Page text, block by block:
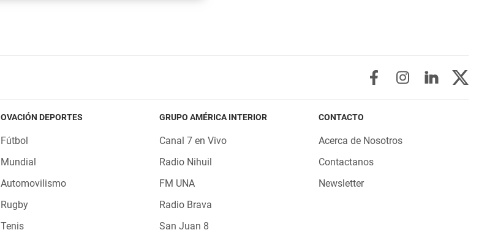
OVACIÓN DEPORTES
Fútbol
Mundial
Automovilismo
Rugby
Tenis
GRUPO AMÉRICA INTERIOR
Canal 7 en Vivo
Radio Nihuil
FM UNA
Radio Brava
San Juan 8
CONTACTO
Acerca de Nosotros
Contactanos
Newsletter